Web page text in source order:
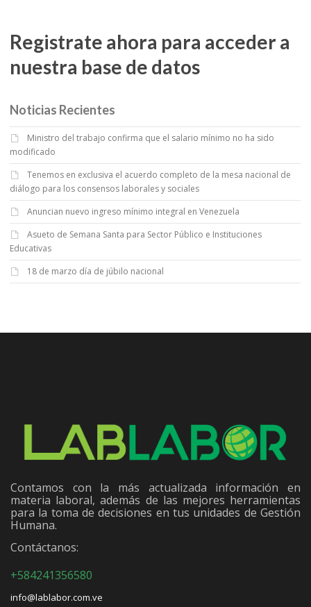
Registrate ahora para acceder a
nuestra base de datos
Noticias Recientes
Ministro del trabajo confirma que el salario mínimo no ha sido
modificado
Tenemos en exclusiva el acuerdo completo de la mesa nacional de
diálogo para los consensos laborales y sociales
Anuncian nuevo ingreso mínimo integral en Venezuela
Asueto de Semana Santa para Sector Público e Instituciones
Educativas
18 de marzo día de júbilo nacional
Contamos con la más actualizada información en
materia laboral, además de las mejores herramientas
para la toma de decisiones en tus unidades de Gestión
Humana.
Contáctanos:
+584241356580
info@lablabor.com.ve